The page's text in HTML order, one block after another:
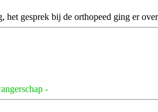
gesprek bij de orthopeed ging er
-